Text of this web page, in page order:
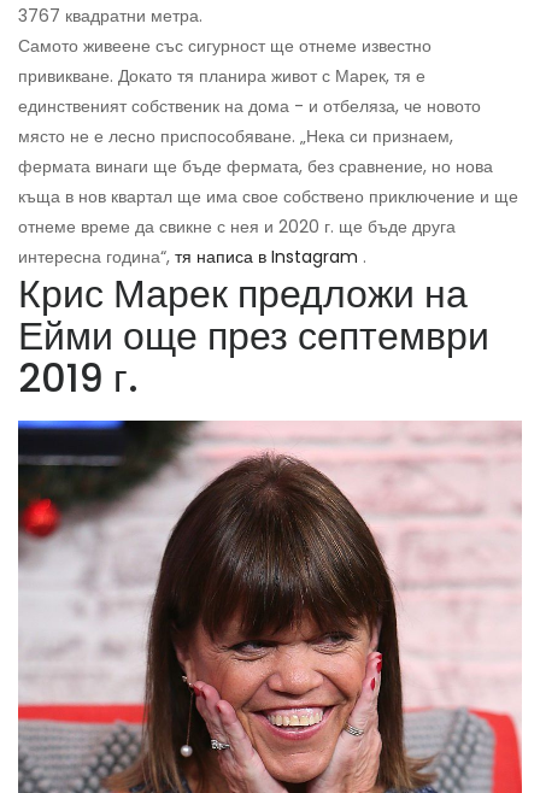
3767 квадратни метра.
Самото живеене със сигурност ще отнеме известно
привикване. Докато тя планира живот с Марек, тя е
единственият собственик на дома - и отбеляза, че новото
място не е лесно приспособяване. „Нека си признаем,
фермата винаги ще бъде фермата, без сравнение, но нова
къща в нов квартал ще има свое собствено приключение и ще
отнеме време да свикне с нея и 2020 г. ще бъде друга
интересна година“, тя написа в Instagram .
Крис Марек предложи на
Ейми още през септември
2019 г.